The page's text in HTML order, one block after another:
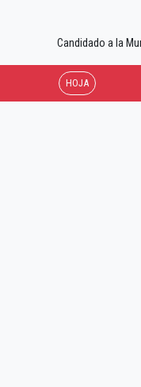
Candidado a la
HOJA